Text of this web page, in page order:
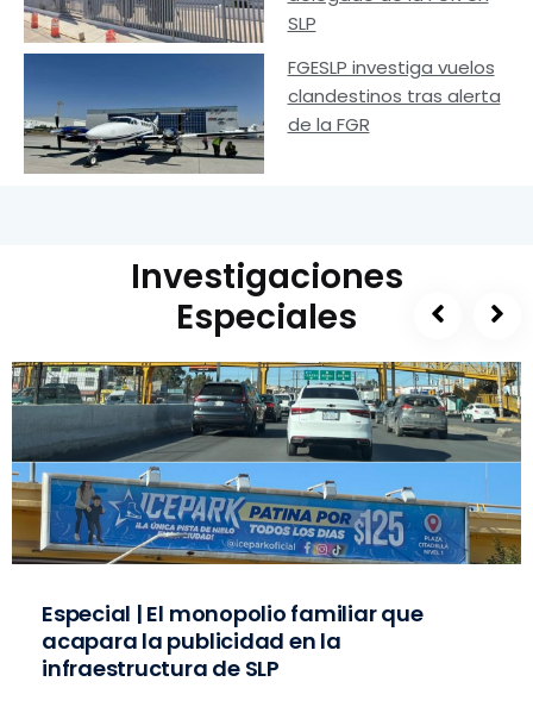
SLP
FGESLP investiga vuelos
clandestinos tras alerta
de la FGR
Investigaciones
Especiales
Especial | El monopolio familiar que
acapara la publicidad en la
infraestructura de SLP